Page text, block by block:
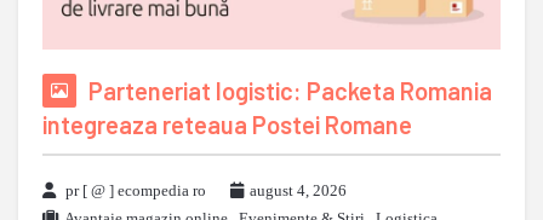
Parteneriat logistic: Packeta Romania
integreaza reteaua Postei Romane
pr [ @ ] ecompedia ro
august 4, 2026